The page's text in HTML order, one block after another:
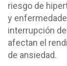
riesgo de
y
interrupción
afectan el
de ansiedad.